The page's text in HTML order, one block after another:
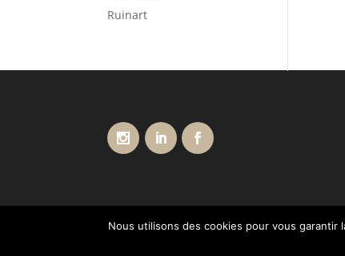
Ruinart
Conditions générales de vente
Nous utilisons des cookies pour vous